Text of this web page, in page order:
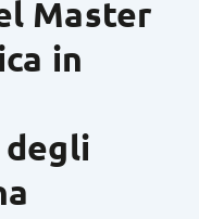
Master
in
degli